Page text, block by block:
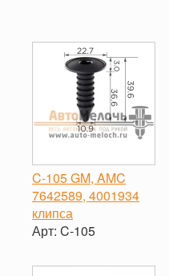
C-105 GM, AMC
7642589, 4001934
клипса
Арт: C-105
-
+